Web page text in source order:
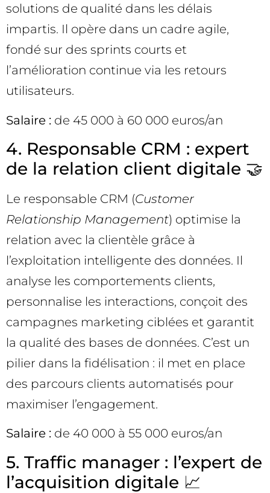
solutions de qualité dans les délais
impartis. Il opère dans un cadre agile,
fondé sur des sprints courts et
l’amélioration continue via les retours
utilisateurs.
Salaire : de 45 000 à 60 000 euros/an
4. Responsable CRM : expert
de la relation client digitale 🤝
Le responsable CRM (Customer
Relationship Management) optimise la
relation avec la clientèle grâce à
l’exploitation intelligente des données. Il
analyse les comportements clients,
personnalise les interactions, conçoit des
campagnes marketing ciblées et garantit
la qualité des bases de données. C’est un
pilier dans la fidélisation : il met en place
des parcours clients automatisés pour
maximiser l’engagement.
Salaire : de 40 000 à 55 000 euros/an
5. Traffic manager : l’expert de
l’acquisition digitale 📈